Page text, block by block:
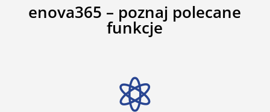
enova365 – poznaj polecane
funkcje
